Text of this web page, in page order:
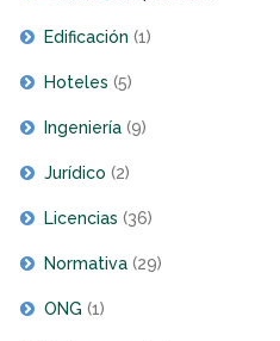
Edificación (1)
Hoteles (5)
Ingeniería (9)
Jurídico (2)
Licencias (36)
Normativa (29)
ONG (1)